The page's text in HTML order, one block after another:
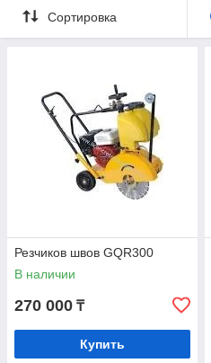
Сортировка
Резчиков швов GQR300
В наличии
270 000 ₸
Купить